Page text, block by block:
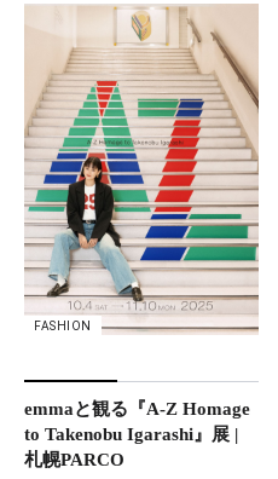
FASHION
emmaと観る『A-Z Homage
to Takenobu Igarashi』展 |
札幌PARCO